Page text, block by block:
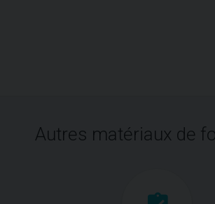
Autres matériaux de